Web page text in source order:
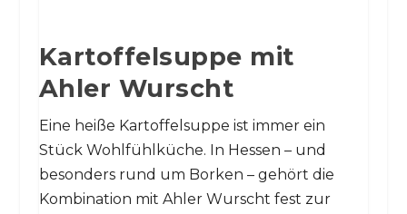
Kartoffelsuppe mit
Ahler Wurscht
Eine heiße Kartoffelsuppe ist immer ein
Stück Wohlfühlküche. In Hessen – und
besonders rund um Borken – gehört die
Kombination mit Ahler Wurscht fest zur